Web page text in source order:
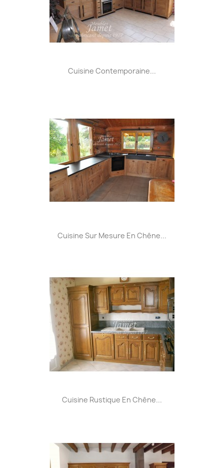
Cuisine Contemporaine...
Cuisine Sur Mesure En Chêne...
Cuisine Rustique En Chêne...